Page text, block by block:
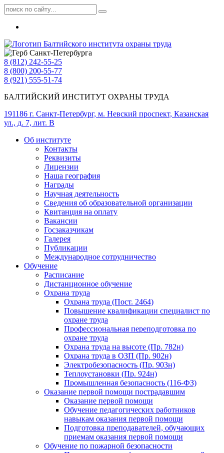
8 (812) 242-55-25
8 (800) 200-55-77
8 (921) 555-51-74
БАЛТИЙСКИЙ ИНСТИТУТ ОХРАНЫ ТРУДА
191186 г. Санкт-Петербург, м. Невский проспект, Казанская
ул., д. 7, лит. В
Об институте
Контакты
Реквизиты
Лицензии
Наша география
Награды
Научная деятельность
Сведения об образовательной организации
Квитанция на оплату
Вакансии
Госзаказчикам
Галерея
Публикации
Международное сотрудничество
Обучение
Расписание
Дистанционное обучение
Охрана труда
Охрана труда (Пост. 2464)
Повышение квалификации специалист по
охране труда
Профессиональная переподготовка по
охране труда
Охрана труда на высоте (Пр. 782н)
Охрана труда в ОЗП (Пр. 902н)
Электробезопасность (Пр. 903н)
Теплоустановки (Пр. 924н)
Промышленная безопасность (116-ФЗ)
Оказание первой помощи пострадавшим
Оказание первой помощи
Обучение педагогических работников
навыкам оказания первой помощи
Подготовка преподавателей, обучающих
приемам оказания первой помощи
Обучение по пожарной безопасности